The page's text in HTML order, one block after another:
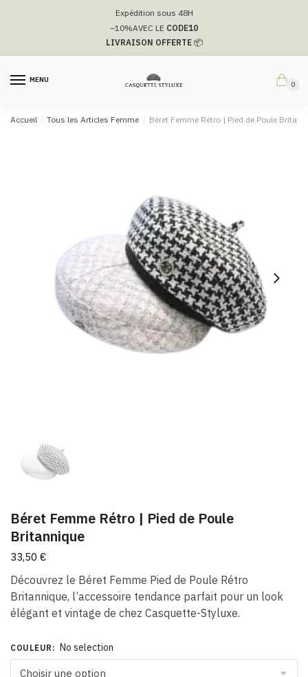
navigation
Expédition sous 48H
–10%AVEC LE CODE10
LIVRAISON OFFERTE📦
MENU
0
Accueil / Tous les Articles Femme / Béret Femme Rétro | Pied de Poule
Béret Femme Rétro | Pied de Poule
Britannique
33,50 €
Découvrez le Béret Femme Pied de Poule Rétro
Britannique, l’accessoire tendance parfait pour un look
élégant et vintage de chez Casquette-Styluxe.
COULEUR : No selection